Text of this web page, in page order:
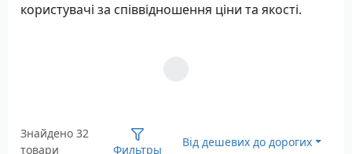
користувачі за співвідношення ціни та якості.
Знайдено 32
товари
Фильтры
Від дешевих до дорогих